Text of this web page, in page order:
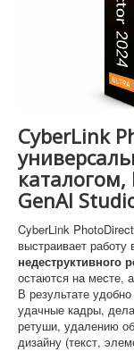
CyberLink
каталогом,
GenAI
CyberLink
выстраивает работу
недеструктивного
остаются на месте,
В результате
удачные кадры,
ретуши, удалению
дизайну (текст,